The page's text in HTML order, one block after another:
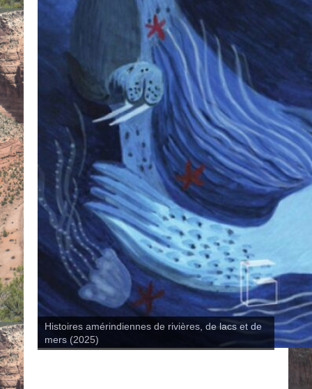
Histoires amérindiennes de rivières, de lacs et de
mers (2025)